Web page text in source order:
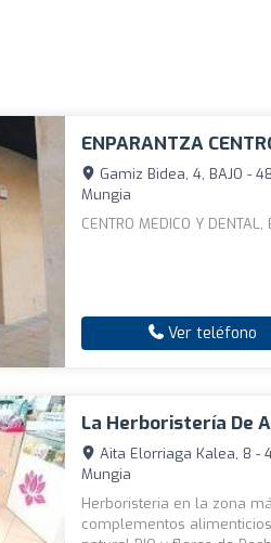
ENPARANTZA
Gamiz Bidea, 4, BAJO -
Mungia
CENTRO MEDICO Y
Ver teléfono
La Herboristería De
Aita Elorriaga Kalea, 8 -
Mungia
Herboristeria en la zona
complementos